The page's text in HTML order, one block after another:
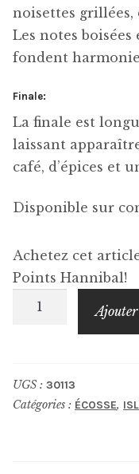
noisettes grillées,
Les notes
fondent
Finale:
La finale est
laissant
café, d’épices et
Disponible sur
Achetez cet
Points Hannibal!
quantité
ans
UGS : 30113
Catégories : ÉCOSSE,